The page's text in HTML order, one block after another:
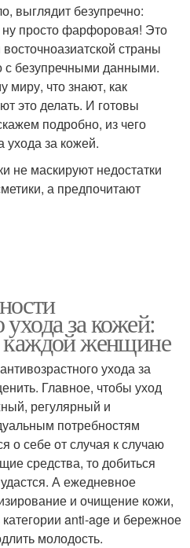
выглядит безупречно:
ну просто фарфоровая! Это
страны
с безупречными данными.
миру, что знают, как
это делать. И готовы
подробно, из чего
ухода за кожей.
не маскируют недостатки
а предпочитают
ухода за кожей:
каждой женщине
ухода за
Главное, чтобы уход
регулярный и
потребностям
о себе от случая к случаю
средства, то добиться
А ежедневное
и очищение кожи,
anti-age и бережное
молодость.